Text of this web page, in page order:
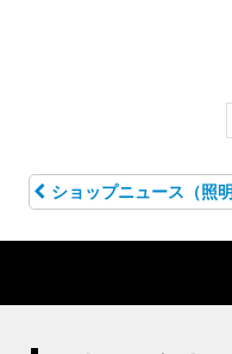
ショップニュース（照